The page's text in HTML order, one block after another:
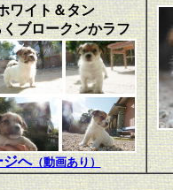
ワイト＆タン
ブロークンかラフ
ジへ（動画あり）